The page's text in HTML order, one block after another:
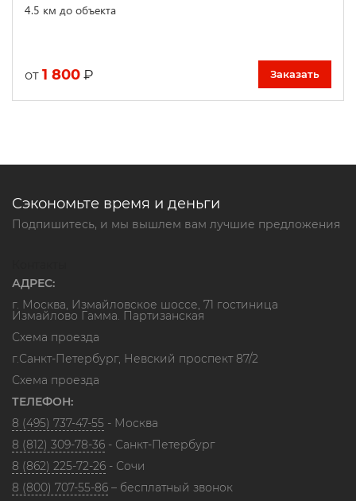
4.5 км до объекта
от 1 800 ₽ Заказать
Сэкономьте время и деньги
Подпишитесь, и мы вышлем вам лучшие предложения
АДРЕС:
г. Москва, Измайловское шоссе, 71 гостиница
Измайлово Гамма. Партизанская
Схема проезда
г.Санкт-Петербург, Невский проспект 87/2
Схема проезда
ТЕЛЕФОН:
8 (495) 737-47-55 - Москва
8 (812) 309-78-36 - Санкт-Петербург
8 (862) 225-72-26 - Сочи
8 (800) 707-55-86 – бесплатный звонок